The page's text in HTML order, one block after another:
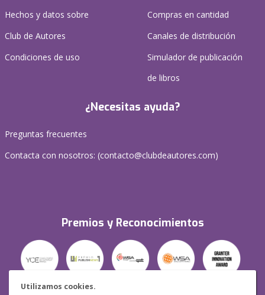
Utilizamos cookies.
Hechos y datos sobre
Club de Autores
Condiciones de uso
Compras en cantidad
Canales de distribución
Simulador de publicación
de libros
¿Necesitas ayuda?
Preguntas frecuentes
Contacta con nosotros: (contacto@clubdeautores.com)
Premios y Reconocimientos